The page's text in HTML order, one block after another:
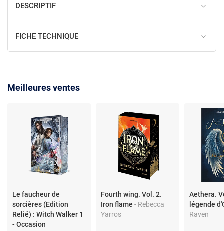
DESCRIPTIF
FICHE TECHNIQUE
Meilleures ventes
Le faucheur de
sorcières (Edition
Relié) : Witch Walker 1
- Occasion
Fourth wing. Vol. 2.
Iron flame- Rebecca
Yarros
Aethera.
légende
Raven